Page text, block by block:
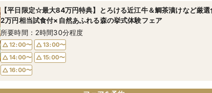
所要時間：3時間程度
12:00〜
13:00〜
14:00〜
15:00〜
16:00〜
14:00〜
15:00〜
16:00〜
17:00〜
所要時間：2時間30分程度
14:00〜
15:00〜
16:00〜
所要時間：2時間30分程度
14:00〜
15:00〜
16:00〜
【平日限定☆最大84万円特典】とろける近江牛＆鯛茶漬けなど厳
2万円相当試食付×自然あふれる森の挙式体験フェア
所要時間：2時間30分程度
12:00〜
13:00〜
14:00〜
15:00〜
16:00〜